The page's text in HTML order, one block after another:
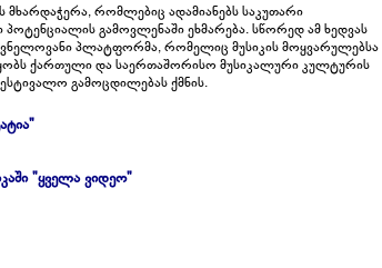
მხარდაჭერა, რომლებიც ადამიანებს საკუთარი
გამოვლენაში ეხმარება. სწორედ ამ ხედვას
პლატფორმა, რომელიც მუსიკის მოყვარულებსა
ქართული და საერთაშორისო მუსიკალური კულტურის
გამოცდილებას ქმნის.
"ყველა ვიდეო"